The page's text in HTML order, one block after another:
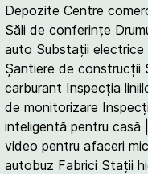
Depozite Centre
Săli de conferințe
auto Substații electrice
Șantiere de construcții
carburant Inspecția
de monitorizare
inteligentă pentru casă
video pentru afaceri
autobuz Fabrici Stații